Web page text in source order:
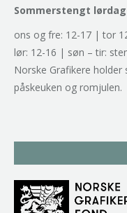
Sommerstengt
ons og fre: 12-17 | tor
lør: 12-16 | søn – tir:
Norske Grafikere
påskeuken og romjulen.